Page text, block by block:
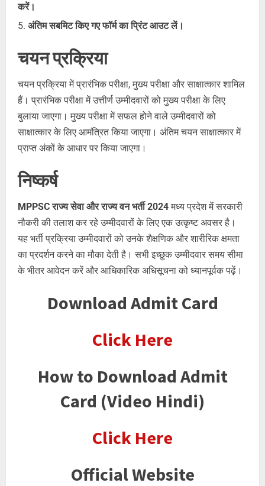
करें।
अंतिम सबमिट किए गए फॉर्म का प्रिंट आउट लें।
चयन प्रक्रिया
चयन प्रक्रिया में प्रारंभिक परीक्षा, मुख्य परीक्षा और साक्षात्कार शामिल
हैं। प्रारंभिक परीक्षा में उत्तीर्ण उम्मीदवारों को मुख्य परीक्षा के लिए
बुलाया जाएगा। मुख्य परीक्षा में सफल होने वाले उम्मीदवारों को
साक्षात्कार के लिए आमंत्रित किया जाएगा। अंतिम चयन साक्षात्कार में
प्राप्त अंकों के आधार पर किया जाएगा।
निष्कर्ष
MPPSC राज्य सेवा और राज्य वन भर्ती 2024मध्य प्रदेश में सरकारी
नौकरी की तलाश कर रहे उम्मीदवारों के लिए एक उत्कृष्ट अवसर है।
यह भर्ती प्रक्रिया उम्मीदवारों को उनके शैक्षणिक और शारीरिक क्षमता
का प्रदर्शन करने का मौका देती है। सभी इच्छुक उम्मीदवार समय सीमा
के भीतर आवेदन करें और आधिकारिक अधिसूचना को ध्यानपूर्वक पढ़ें।
Download Admit Card
Click Here
How to Download Admit
Card (Video Hindi)
Click Here
Official Website